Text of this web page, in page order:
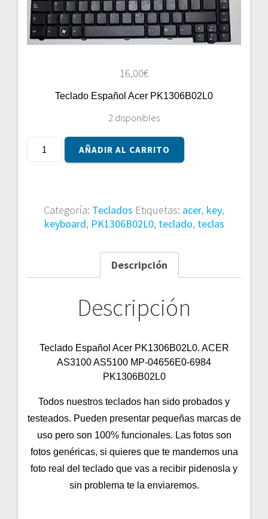
16,00€
Teclado Español Acer PK1306B02L0
2 disponibles
Teclado
Español
AÑADIR AL CARRITO
Categoría: Teclados Etiquetas: acer, key,
keyboard, PK1306B02L0, teclado, teclas
Descripción
Descripción
Teclado Español Acer PK1306B02L0. ACER
AS3100 AS5100 MP-04656E0-6984
PK1306B02L0
Todos nuestros teclados han sido probados y
testeados. Pueden presentar pequeñas marcas de
uso pero son 100% funcionales. Las fotos son
fotos genéricas, si quieres que te mandemos una
foto real del teclado que vas a recibir pidenosla y
sin problema te la enviaremos.